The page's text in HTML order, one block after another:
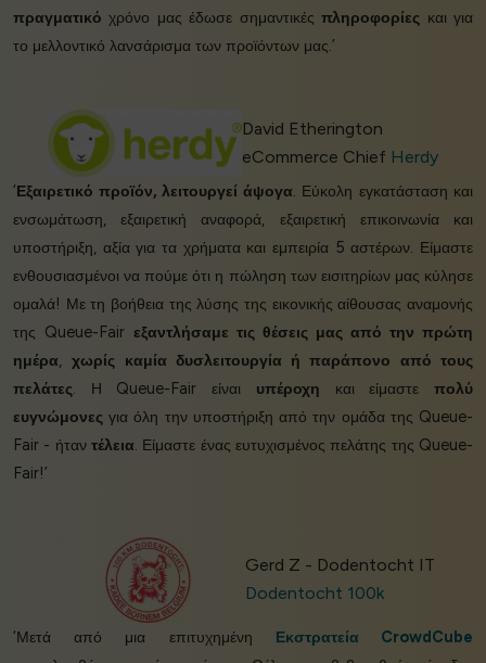
πραγματικό χρόνο μας έδωσε σημαντικέςπληροφορίες και για
το μελλοντικό λανσάρισμα των προϊόντων μας.’
David Etherington
eCommerce Chief Herdy
‘Εξαιρετικό προϊόν, λειτουργεί άψογα. Εύκολη εγκατάσταση και
ενσωμάτωση, εξαιρετική αναφορά, εξαιρετική επικοινωνία και
υποστήριξη, αξία για τα χρήματα και εμπειρία 5 αστέρων. Είμαστε
ενθουσιασμένοι να πούμε ότι η πώληση των εισιτηρίων μας κύλησε
ομαλά! Με τη βοήθεια της λύσης της εικονικής αίθουσας αναμονής
της Queue-Fair εξαντλήσαμε τις θέσεις μας από την πρώτη
ημέρα,χωρίς καμία δυσλειτουργία ή παράπονο από τους
πελάτες. Η Queue-Fair είναι υπέροχη και είμαστεπολύ
ευγνώμονες για όλη την υποστήριξη από την ομάδα της Queue-
Fair - ήταν τέλεια. Είμαστε ένας ευτυχισμένος πελάτης της Queue-
Fair!’
Gerd Z - Dodentocht IT
Dodentocht 100k
‘Μετά από μια επιτυχημένη Εκστρατεία CrowdCube